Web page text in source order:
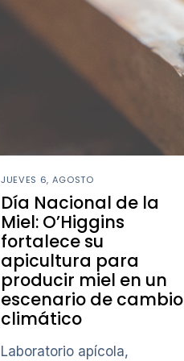
JUEVES 6, AGOSTO
Día Nacional de la
Miel: O’Higgins
fortalece su
apicultura para
producir miel en un
escenario de cambio
climático
Laboratorio apícola,